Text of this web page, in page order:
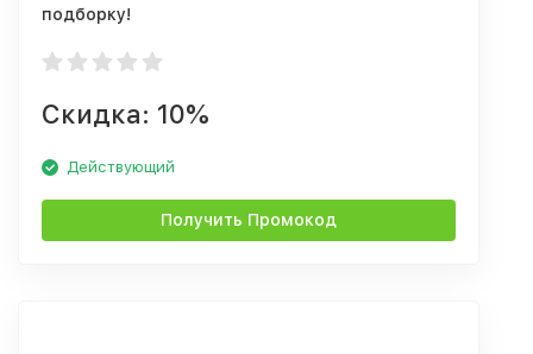
подборку!
Скидка: 10%
Действующий
Получить Промокод